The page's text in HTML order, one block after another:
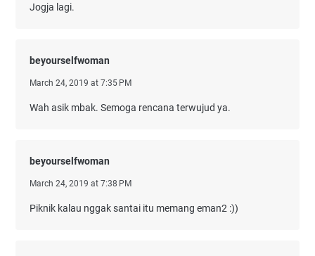
Jogja lagi.
beyourselfwoman
March 24, 2019 at 7:35 PM
Wah asik mbak. Semoga rencana terwujud ya.
beyourselfwoman
March 24, 2019 at 7:38 PM
Piknik kalau nggak santai itu memang eman2 :))